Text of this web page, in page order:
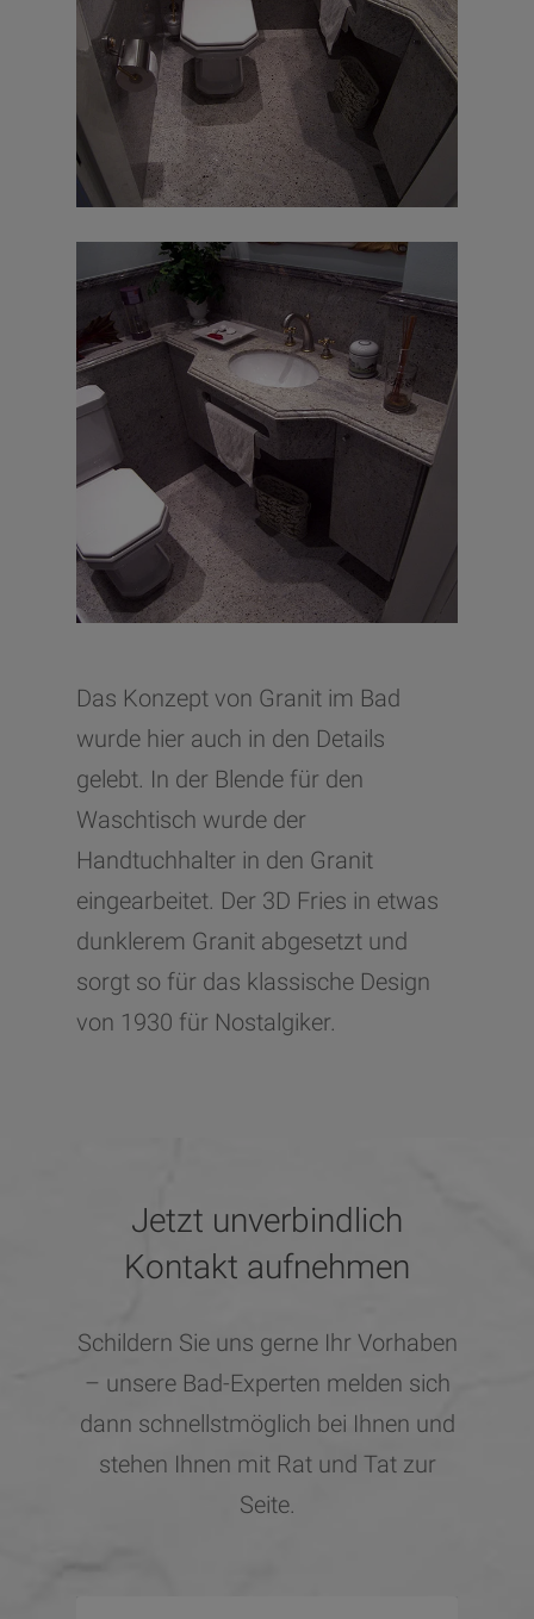
Das Konzept von Granit im Bad
wurde hier auch in den Details
gelebt. In der Blende für den
Waschtisch wurde der
Handtuchhalter in den Granit
eingearbeitet. Der 3D Fries in etwas
dunklerem Granit abgesetzt und
sorgt so für das klassische Design
von 1930 für Nostalgiker.
Jetzt unverbindlich
Kontakt aufnehmen
Schildern Sie uns gerne Ihr Vorhaben
– unsere Bad-Experten melden sich
dann schnellstmöglich bei Ihnen und
stehen Ihnen mit Rat und Tat zur
Seite.